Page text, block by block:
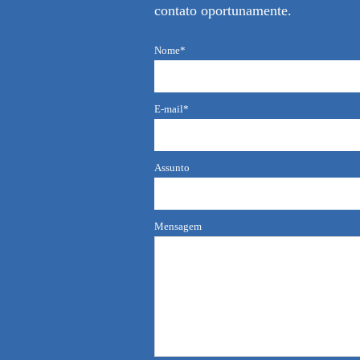
contato oportunamente.
Nome*
E-mail*
Assunto
Mensagem